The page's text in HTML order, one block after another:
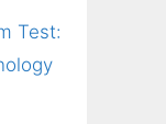
Test: